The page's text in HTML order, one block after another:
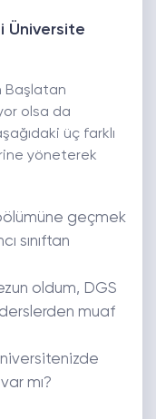
Üniversite
Başlatan
olsa da
üç farklı
yöneterek
geçmek
sınıftan
oldum, DGS
muaf
mı?